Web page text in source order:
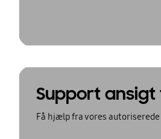
Support ansigt
Få hjælp fra vores